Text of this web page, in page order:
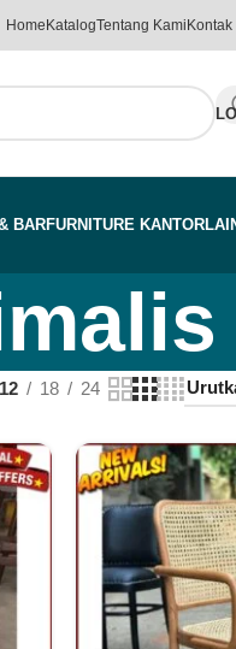
Home KatalogTentang Kami Kontak
BARFURNITURE KANTOR
12 18 24